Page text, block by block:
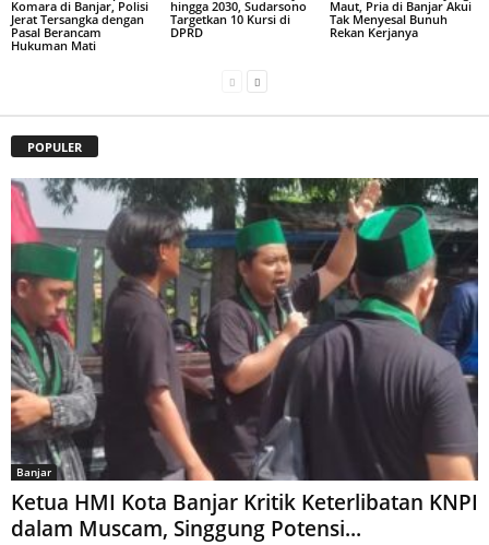
Komara di Banjar, Polisi
Jerat Tersangka dengan
Pasal Berancam
Hukuman Mati
hingga 2030, Sudarsono
Targetkan 10 Kursi di
DPRD
Maut, Pria di Banjar Akui
Tak Menyesal Bunuh
Rekan Kerjanya
POPULER
Banjar
Ketua HMI Kota Banjar Kritik Keterlibatan KNPI
dalam Muscam, Singgung Potensi...